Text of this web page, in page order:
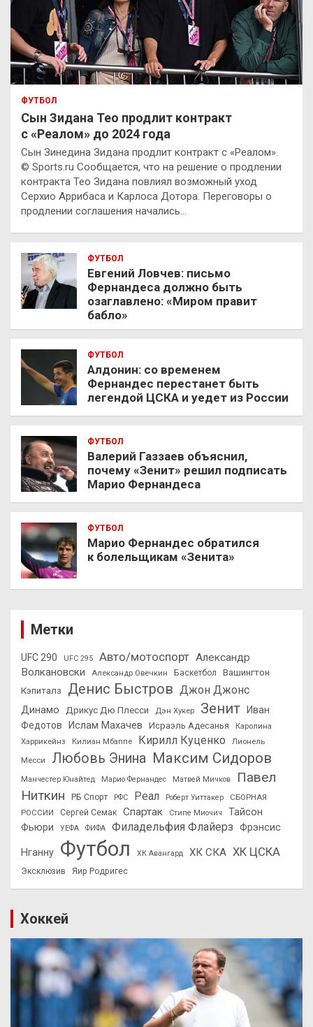
ФУТБОЛ
Сын Зидана Тео продлит контракт
с «Реалом» до 2024 года
Сын Зинедина Зидана продлит контракт с «Реалом».
© Sports.ru Сообщается, что на решение о продлении
контракта Тео Зидана повлиял возможный уход
Серхио Аррибаса и Карлоса Дотора. Переговоры о
продлении соглашения начались…
ФУТБОЛ
Евгений Ловчев: письмо
Фернандеса должно быть
озаглавлено: «Миром правит
бабло»
ФУТБОЛ
Алдонин: со временем
Фернандес перестанет быть
легендой ЦСКА и уедет из России
ФУТБОЛ
Валерий Газзаев объяснил,
почему «Зенит» решил подписать
Марио Фернандеса
ФУТБОЛ
Марио Фернандес обратился
к болельщикам «Зенита»
Метки
UFC 290 UFC 295 Авто/мотоспорт Александр
Волкановски
Александр Овечкин Баскетбол
Вашингтон
Кэпиталз
Денис Быстров Джон Джонс
Динамо Дрикус Дю Плесси Дэн Хукер Зенит Иван
Федотов
Ислам Махачев Исраэль Адесанья
Каролина
Харрикейнз
Килиан Мбаппе Кирилл Куценко
Лионель
Месси
Любовь Энина Максим Сидоров
Манчестер Юнайтед Марио Фернандес Матвей Мичков
Павел
Ниткин
РБ Спорт РФС Реал Роберт Уиттакер
СБОРНАЯ
РОССИИ
Сергей Семак Спартак Стипе Миочич
Тайсон
Фьюри
УЕФА ФИФА Филадельфия Флайерз Фрэнсис
Нганну Футбол ХК Авангард ХК СКА ХК ЦСКА
Эксклюзив Яир Родригес
Хоккей